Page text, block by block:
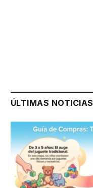
ÚLTIMAS NOTICIAS